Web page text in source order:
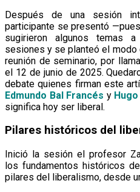
Después de una sesión
participante se presentó
sugirieron algunos temas
sesiones y se planteó el modo
reunión de seminario, por
el 12 de junio de 2025.
debate quienes firman este
Edmundo Bal Francés y
significa hoy ser liberal.
Pilares históricos del
Inició la sesión el profesor
los fundamentos históricos
pilares del liberalismo, desde